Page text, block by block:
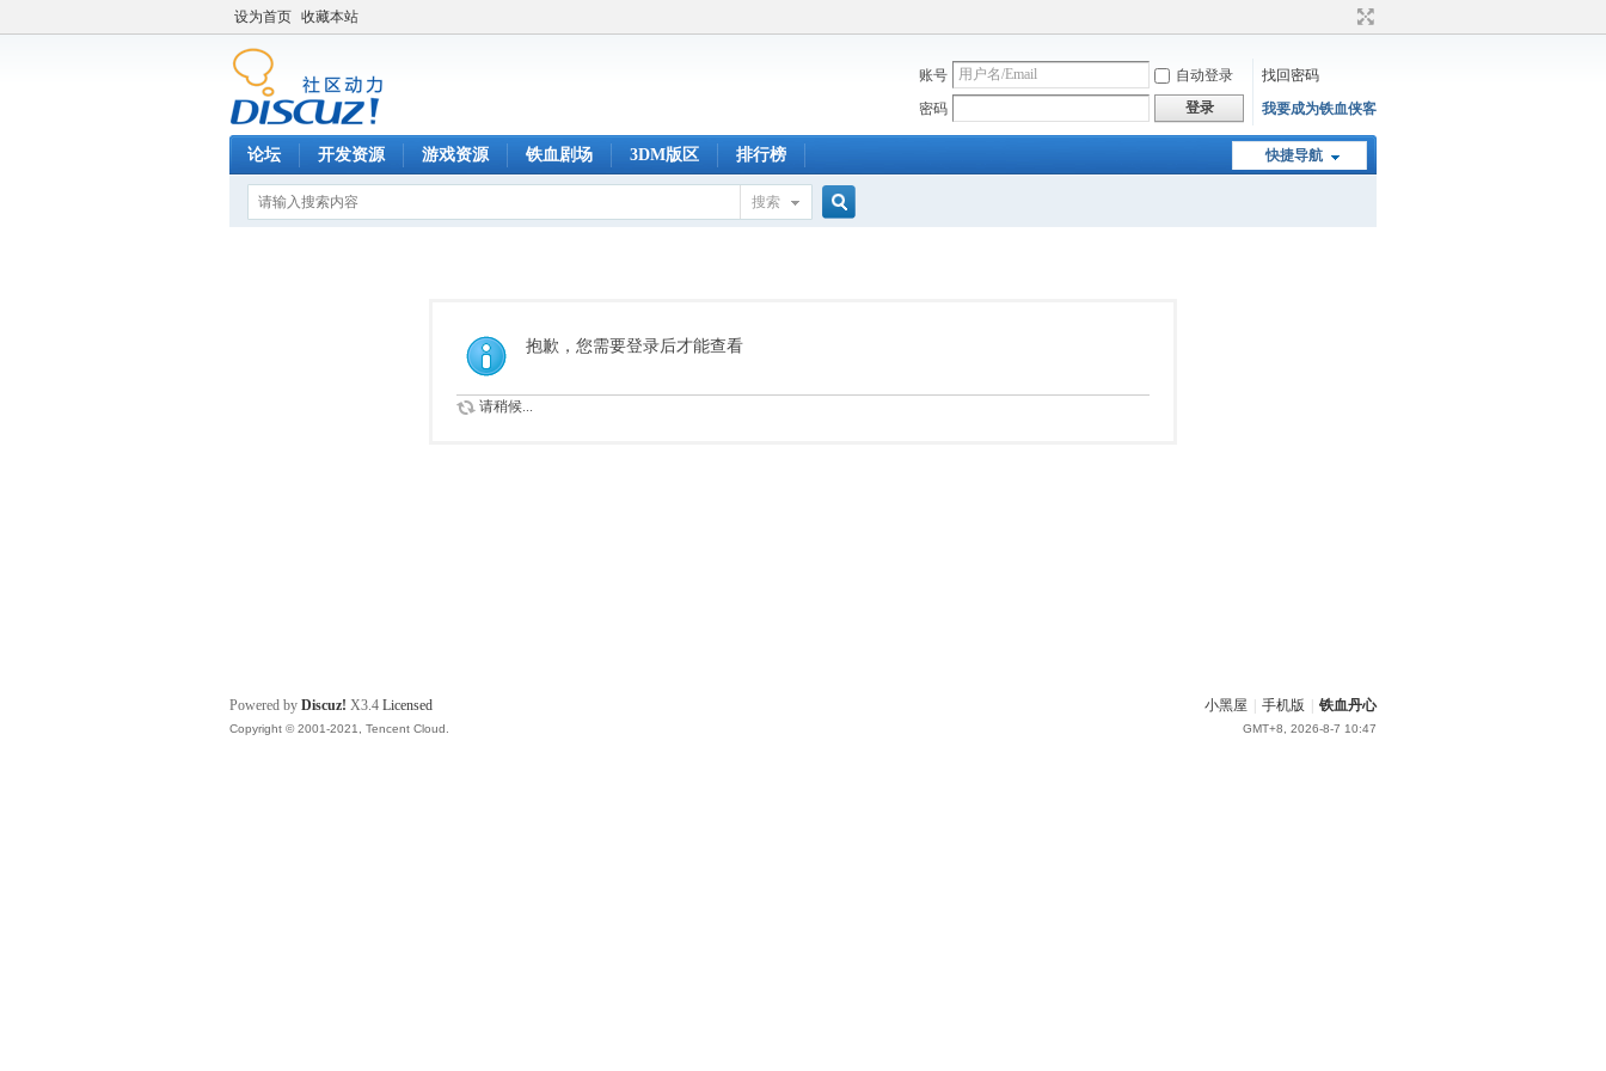
设为首页 收藏本站
账号 自动登录
找回密码
密码
登录 我要成为铁血侠客
快捷导航
论坛 开发资源 游戏资源 铁血剧场 3DM版区 排行榜
搜索
抱歉，您需要登录后才能查看
请稍候...
小黑屋 手机版 铁血丹心
GMT+8, 2026-8-7 10:47
Powered by Discuz! X3.4 Licensed
Copyright © 2001-2021, Tencent Cloud.